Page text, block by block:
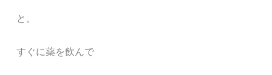
と。
すぐに薬を飲んで